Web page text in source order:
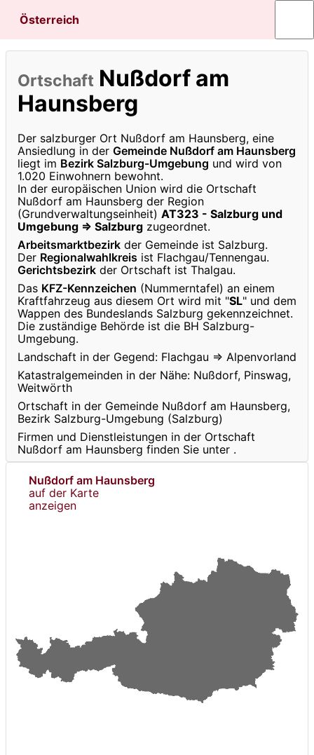
Österreich
Ortschaft Nußdorf am
Haunsberg
Der salzburger Ort Nußdorf am Haunsberg, eine
Ansiedlung in der Gemeinde Nußdorf am Haunsberg
liegt im Bezirk Salzburg-Umgebung und wird von
1.020 Einwohnern bewohnt.
In der europäischen Union wird die Ortschaft
Nußdorf am Haunsberg der Region
(Grundverwaltungseinheit) AT323 - Salzburg und
Umgebung ⇒ Salzburg zugeordnet.
Arbeitsmarktbezirk der Gemeinde ist Salzburg.
Der Regionalwahlkreis ist Flachgau/Tennengau.
Gerichtsbezirk der Ortschaft ist Thalgau.
Das KFZ-Kennzeichen (Nummerntafel) an einem
Kraftfahrzeug aus diesem Ort wird mit "SL" und dem
Wappen des Bundeslands Salzburg gekennzeichnet.
Die zuständige Behörde ist die BH Salzburg-
Umgebung.
Landschaft in der Gegend: Flachgau ⇒ Alpenvorland
Katastralgemeinden in der Nähe: Nußdorf, Pinswag,
Weitwörth
Ortschaft in der Gemeinde Nußdorf am Haunsberg,
Bezirk Salzburg-Umgebung (Salzburg)
Firmen und Dienstleistungen in der Ortschaft
Nußdorf am Haunsberg finden Sie unter .
Nußdorf am Haunsberg
auf der Karte
anzeigen